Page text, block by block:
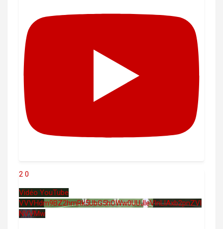
2 0
Vidéo YouTube
VVVHdm9BZ2hmRk5UbG5hOWw0UUJleVlnLlAxb2pnZVl
NVVMw